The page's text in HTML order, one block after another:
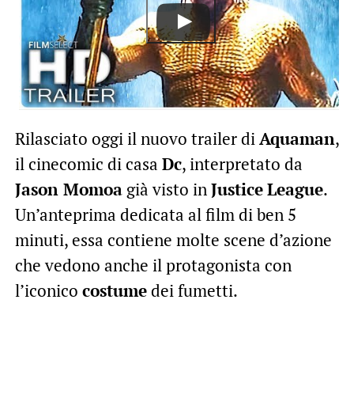
Rilasciato oggi il nuovo trailer diAquaman,
il cinecomic di casa Dc, interpretato da
Jason Momoagià visto inJusticeLeague.
Un’anteprima dedicata al film di ben 5
minuti, essa contiene molte scene d’azione
che vedono anche il protagonista con
l’iconico costumedei fumetti.